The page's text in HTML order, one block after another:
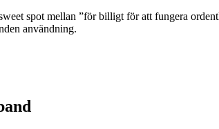
spot mellan ”för billigt för att fungera
användning.